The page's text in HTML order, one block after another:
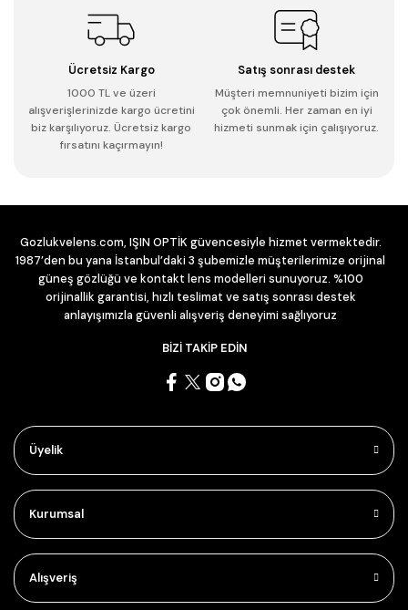
Ücretsiz Kargo
1000 TL ve üzeri
alışverişlerinizde kargo ücretini
biz karşılıyoruz. Ücretsiz kargo
fırsatını kaçırmayın!
Satış sonrası destek
Müşteri memnuniyeti bizim için
çok önemli. Her zaman en iyi
hizmeti sunmak için çalışıyoruz.
Gozlukvelens.com, IŞIN OPTİK güvencesiyle hizmet vermektedir.
1987’den bu yana İstanbul’daki 3 şubemizle müşterilerimize orijinal
güneş gözlüğü ve kontakt lens modelleri sunuyoruz. %100
orijinallik garantisi, hızlı teslimat ve satış sonrası destek
anlayışımızla güvenli alışveriş deneyimi sağlıyoruz
BİZİ TAKİP EDİN
Üyelik
Kurumsal
Alışveriş